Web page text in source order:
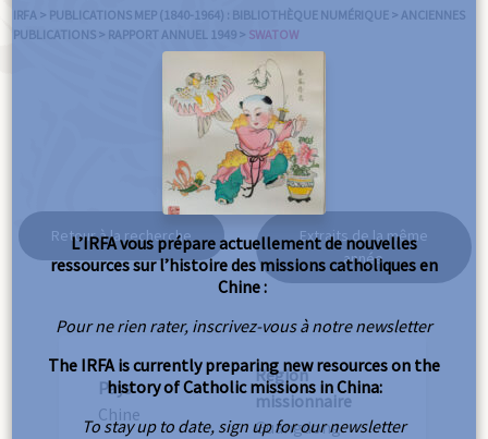
/
IRFA > PUBLICATIONS MEP (1840-1964) : BIBLIOTHÈQUE NUMÉRIQUE > ANCIENNES
PUBLICATIONS > RAPPORT ANNUEL 1949 > SWATOW
Swatow
Retour à la recherche
Extraits de la même
année
Pays
Chine
Région
missionnaire
Guangdong
L’IRFA vous prépare actuellement de nouvelles
ressources sur l’histoire des missions catholiques en
Chine :
Pour ne rien rater, inscrivez-vous à notre newsletter
The IRFA is currently preparing new resources on the
history of Catholic missions in China:
To stay up to date, sign up for our newsletter